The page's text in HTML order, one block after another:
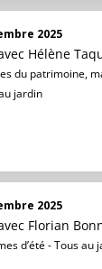
2025
Hélène
du patrimoine,
jardin
2025
Florian
d’été - Tous au